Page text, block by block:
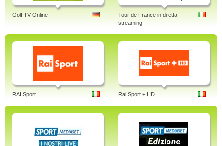
Golf TV Online
Tour de France in diretta
streaming
RAI Sport Rai Sport + HD